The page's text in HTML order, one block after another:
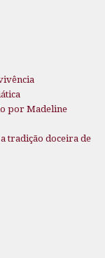
por Madeline
tradição doceira de